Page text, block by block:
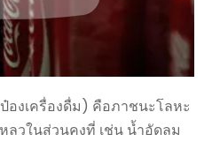
องเครื่องดื่ม) คือภาชนะโลหะ
ลวในส่วนคงที่ เช่น น้ำอัดลม